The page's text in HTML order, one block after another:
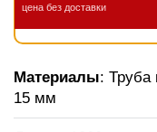
цена без доставки
Материалы:
15 мм